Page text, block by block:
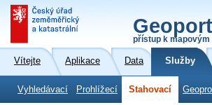
přístup k
Vítejte Aplikace Data Služby
Vyhledávací Prohlížecí Stahovací